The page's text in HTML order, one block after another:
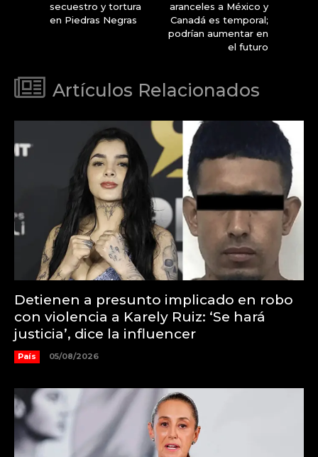
secuestro y tortura
en Piedras Negras
aranceles a México y
Canadá es temporal;
podrían aumentar en
el futuro
Artículos Relacionados
Detienen a presunto implicado en robo
con violencia a Karely Ruiz: ‘Se hará
justicia’, dice la influencer
País 05/08/2026